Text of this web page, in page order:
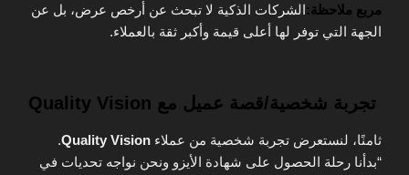
مربع ملاحظة:الشركات الذكية لا تبحث عن أرخص عرض، بل عن
الجهة التي توفر لها أعلى قيمة وأكبر ثقة بالعملاء.
تجربة شخصية/قصة عميل مع Quality Vision
ثامنًا، لنستعرض تجربة شخصية من عملاء Quality Vision
.
“بدأنا رحلة الحصول على شهادة الأيزو ونحن نواجه تحديات في